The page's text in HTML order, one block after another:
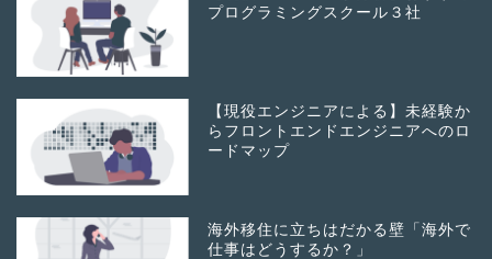
プログラミングスクール３社
【現役エンジニアによる】未経験か
らフロントエンドエンジニアへのロ
ードマップ
海外移住に立ちはだかる壁「海外で
仕事はどうするか？」